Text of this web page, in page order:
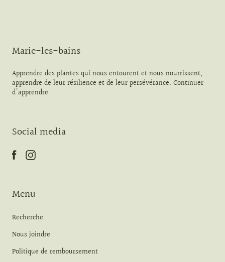
Marie-les-bains
Apprendre des plantes qui nous entourent et nous nourrissent,
apprendre de leur résilience et de leur persévérance. Continuer
d'apprendre
Social media
Menu
Recherche
Nous joindre
Politique de remboursement